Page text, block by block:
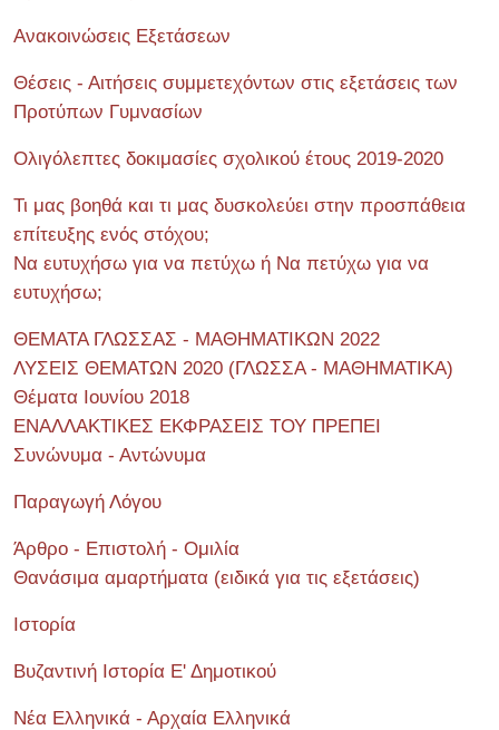
Ανακοινώσεις Εξετάσεων
Θέσεις - Αιτήσεις συμμετεχόντων στις εξετάσεις των
Προτύπων Γυμνασίων
Ολιγόλεπτες δοκιμασίες σχολικού έτους 2019-2020
Τι μας βοηθά και τι μας δυσκολεύει στην προσπάθεια
επίτευξης ενός στόχου;
Να ευτυχήσω για να πετύχω ή Να πετύχω για να
ευτυχήσω;
ΘΕΜΑΤΑ ΓΛΩΣΣΑΣ - ΜΑΘΗΜΑΤΙΚΩΝ 2022
ΛΥΣΕΙΣ ΘΕΜΑΤΩΝ 2020 (ΓΛΩΣΣΑ - ΜΑΘΗΜΑΤΙΚΑ)
Θέματα Ιουνίου 2018
ΕΝΑΛΛΑΚΤΙΚΕΣ ΕΚΦΡΑΣΕΙΣ ΤΟΥ ΠΡΕΠΕΙ
Συνώνυμα - Αντώνυμα
Παραγωγή Λόγου
Άρθρο - Επιστολή - Ομιλία
Θανάσιμα αμαρτήματα (ειδικά για τις εξετάσεις)
Ιστορία
Βυζαντινή Ιστορία Ε' Δημοτικού
Νέα Ελληνικά - Αρχαία Ελληνικά